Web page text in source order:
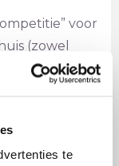
te
voor
(zowel
De
team de
eentje